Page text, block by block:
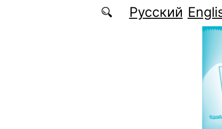
Перейти к основному содержаниюРусский